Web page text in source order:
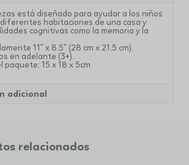
está diseñado para ayudar a los niños
habitaciones de una casa y
cognitivas como la memoria y la
11" x 8.5" (28 cm x 21.5 cm).
en adelante (3+).
paquete: 15 x 18 x 5cm
adicional
relacionados